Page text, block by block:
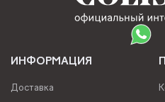
ИНФОРМАЦИЯ
Доставка